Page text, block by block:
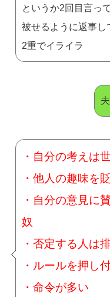
というか2回目言っ
被せるように返事し
2重でイライラ
・自分の考えは
・他人の趣味を
・自分の意見に
奴
・否定する人は
・ルールを押し
・命令が多い